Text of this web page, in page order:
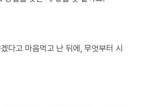
다고 마음먹고 난 뒤에, 무엇부터 시